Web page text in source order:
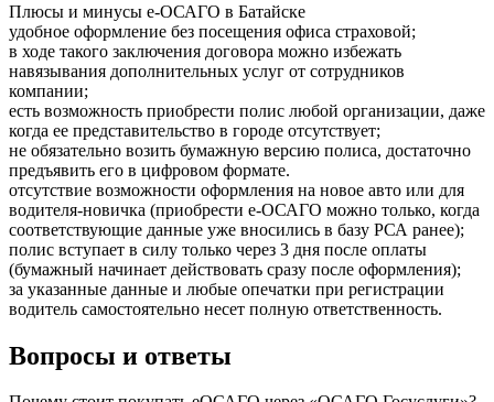
Плюсы и минусы e-ОСАГО в Батайске
удобное оформление без посещения офиса страховой;
в ходе такого заключения договора можно избежать
навязывания дополнительных услуг от сотрудников
компании;
есть возможность приобрести полис любой организации, даже
когда ее представительство в городе отсутствует;
не обязательно возить бумажную версию полиса, достаточно
предъявить его в цифровом формате.
отсутствие возможности оформления на новое авто или для
водителя-новичка (приобрести e-ОСАГО можно только, когда
соответствующие данные уже вносились в базу РСА ранее);
полис вступает в силу только через 3 дня после оплаты
(бумажный начинает действовать сразу после оформления);
за указанные данные и любые опечатки при регистрации
водитель самостоятельно несет полную ответственность.
Вопросы и ответы